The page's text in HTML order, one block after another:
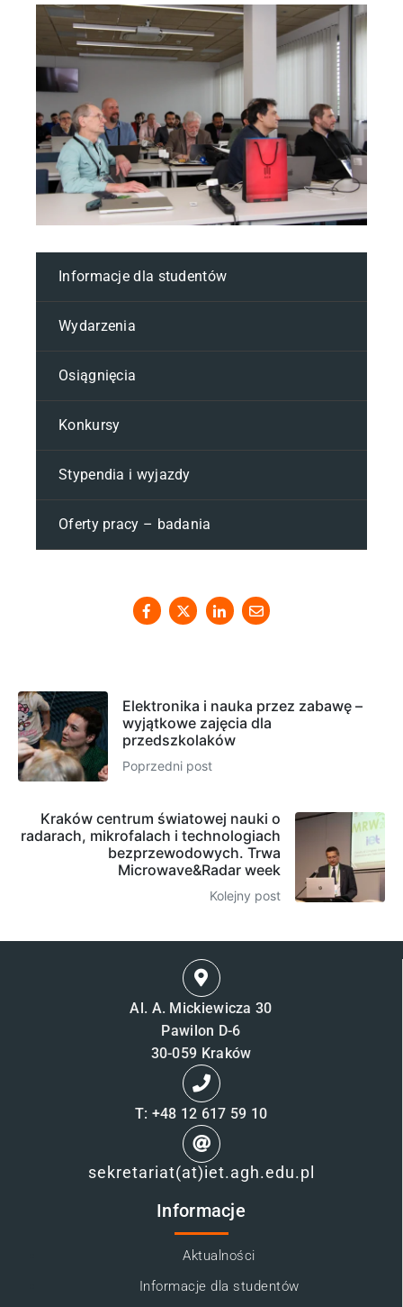
Informacje dla studentów
Wydarzenia
Osiągnięcia
Konkursy
Stypendia i wyjazdy
Oferty pracy – badania
Elektronika i nauka przez zabawę –
wyjątkowe zajęcia dla
przedszkolaków
Poprzedni post
Kraków centrum światowej nauki o
radarach, mikrofalach i technologiach
bezprzewodowych. Trwa
Microwave&Radar week
Kolejny post
Al. A. Mickiewicza 30
Pawilon D-6
30-059 Kraków
T: +48 12 617 59 10
sekretariat(at)iet.agh.edu.pl
Informacje
Aktualności
Informacje dla studentów